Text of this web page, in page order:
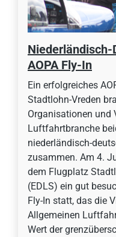
Niederländisch-
AOPA Fly-In
Ein erfolgreiches
Stadtlohn-Vreden
Organisationen und
Luftfahrtbranche
niederländisch-
zusammen. Am 4.
dem Flugplatz
(EDLS) ein gut
Fly-In statt, das die
Allgemeinen
Wert der